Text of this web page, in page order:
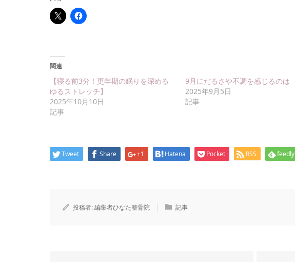
関連
【寝る前3分！更年期の眠りを深める
ゆるストレッチ】
2025年10月10日
記事
9月にだるさや不調を感じるのは
2025年9月5日
記事
Tweet Share +1 Hatena Pocket RSS feedly
投稿者:編集者ひなた整骨院 記事